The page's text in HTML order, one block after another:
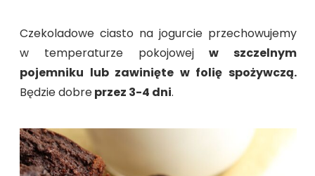
Czekoladowe ciasto na jogurcie przechowujemy
w temperaturze pokojowejw szczelnym
pojemniku lub zawinięte w folię spożywczą.
Będzie dobreprzez 3-4 dni.